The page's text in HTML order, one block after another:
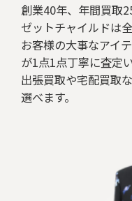
創業40年、年間買取
ゼットチャイルドは
お客様の大事なアイ
が1点1点丁寧に査定
出張買取や宅配買取
選べます。